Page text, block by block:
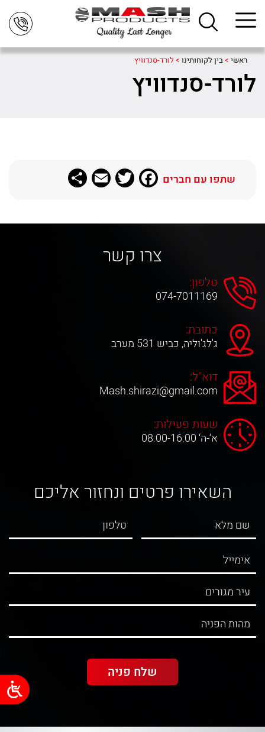
ראשי >בין לקוחותינו >לורד-סנדוויץ
לורד-סנדוויץ
שתפו עם חברים Facebook
Twitter
Email
צרו קשר
טלפון:
074-7011169
כתובת:
ג'לג'וליה, כביש 531 מערב
דוא"ל:
Mash.shirazi@gmail.com
שעות פעילות:
א‘-ה‘ 08:00-16:00
השאירו פרטים ונחזור אליכם